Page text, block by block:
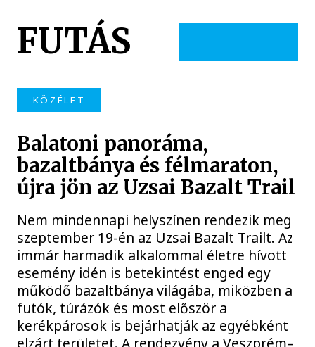
FUTÁS
KÖZÉLET
Balatoni panoráma,
bazaltbánya és félmaraton,
újra jön az Uzsai Bazalt Trail
Nem mindennapi helyszínen rendezik meg
szeptember 19-én az Uzsai Bazalt Trailt. Az
immár harmadik alkalommal életre hívott
esemény idén is betekintést enged egy
működő bazaltbánya világába, miközben a
futók, túrázók és most először a
kerékpárosok is bejárhatják az egyébként